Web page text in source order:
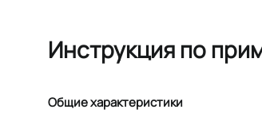
Инструкция по
Общие характеристики